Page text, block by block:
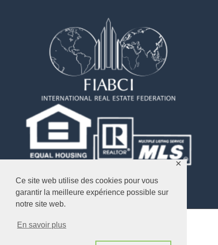
Ce site web utilise des cookies pour vous
garantir la meilleure expérience possible sur
notre site web.
En savoir plus
✕
Copyright © 2026